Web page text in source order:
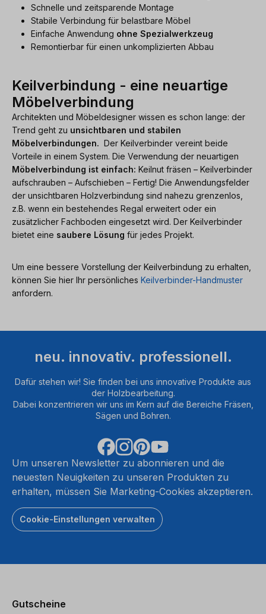
Schnelle und zeitsparende Montage
Stabile Verbindung für belastbare Möbel
Einfache Anwendung ohne Spezialwerkzeug
Remontierbar für einen unkomplizierten Abbau
Keilverbindung - eine neuartige
Möbelverbindung
Architekten und Möbeldesigner wissen es schon lange: der
Trend geht zu unsichtbaren und stabilen
Möbelverbindungen. Der Keilverbinder vereint beide
Vorteile in einem System. Die Verwendung der neuartigen
Möbelverbindung ist einfach: Keilnut fräsen – Keilverbinder
aufschrauben – Aufschieben – Fertig! Die Anwendungsfelder
der unsichtbaren Holzverbindung sind nahezu grenzenlos,
z.B. wenn ein bestehendes Regal erweitert oder ein
zusätzlicher Fachboden eingesetzt wird. Der Keilverbinder
bietet eine saubere Lösung für jedes Projekt.
Um eine bessere Vorstellung der Keilverbindung zu erhalten,
können Sie hier Ihr persönliches Keilverbinder-Handmuster
anfordern.
neu. innovativ. professionell.
Dafür stehen wir! Sie finden bei uns innovative Produkte aus
der Holzbearbeitung.
Dabei konzentrieren wir uns im Kern auf die Bereiche Fräsen,
Sägen und Bohren.
Um unseren Newsletter zu abonnieren und die
neuesten Neuigkeiten zu unseren Produkten zu
erhalten, müssen Sie Marketing-Cookies akzeptieren.
Cookie-Einstellungen verwalten
Gutscheine